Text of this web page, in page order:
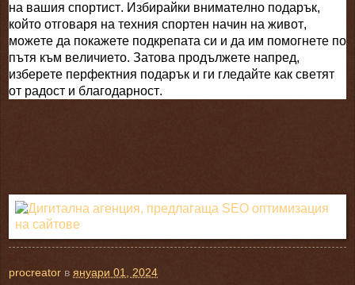
на вашия спортист. Избирайки внимателно подарък,
който отговаря на техния спортен начин на живот,
можете да покажете подкрепата си и да им помогнете по
пътя към величието. Затова продължете напред,
изберете перфектния подарък и ги гледайте как светят
от радост и благодарност.
procreator в януари 01, 2024